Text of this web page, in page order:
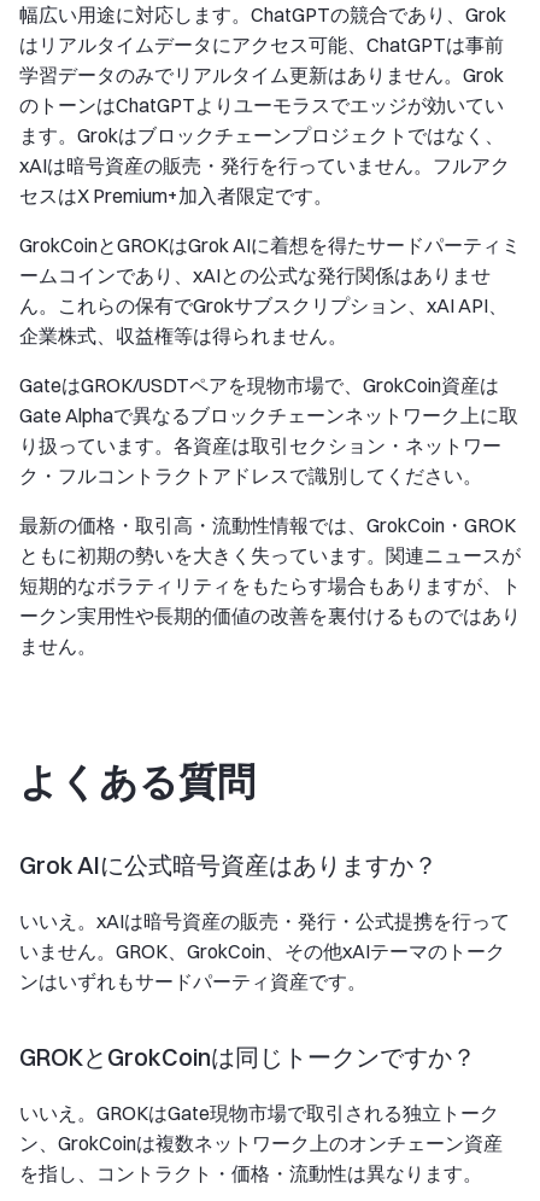
幅広い用途に対応します。ChatGPTの競合であり、Grok
はリアルタイムデータにアクセス可能、ChatGPTは事前
学習データのみでリアルタイム更新はありません。Grok
のトーンはChatGPTよりユーモラスでエッジが効いてい
ます。Grokはブロックチェーンプロジェクトではなく、
xAIは暗号資産の販売・発行を行っていません。フルアク
セスはX Premium+加入者限定です。
GrokCoinとGROKはGrok AIに着想を得たサードパーティミ
ームコインであり、xAIとの公式な発行関係はありませ
ん。これらの保有でGrokサブスクリプション、xAI API、
企業株式、収益権等は得られません。
GateはGROK/USDTペアを現物市場で、GrokCoin資産は
Gate Alphaで異なるブロックチェーンネットワーク上に取
り扱っています。各資産は取引セクション・ネットワー
ク・フルコントラクトアドレスで識別してください。
最新の価格・取引高・流動性情報では、GrokCoin・GROK
ともに初期の勢いを大きく失っています。関連ニュースが
短期的なボラティリティをもたらす場合もありますが、ト
ークン実用性や長期的価値の改善を裏付けるものではあり
ません。
よくある質問
Grok AIに公式暗号資産はありますか？
いいえ。xAIは暗号資産の販売・発行・公式提携を行って
いません。GROK、GrokCoin、その他xAIテーマのトーク
ンはいずれもサードパーティ資産です。
GROKとGrokCoinは同じトークンですか？
いいえ。GROKはGate現物市場で取引される独立トーク
ン、GrokCoinは複数ネットワーク上のオンチェーン資産
を指し、コントラクト・価格・流動性は異なります。